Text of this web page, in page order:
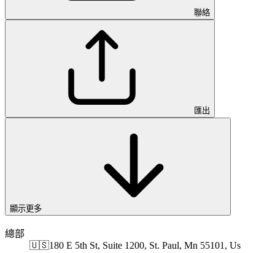
聯絡
匯出
顯示更多
總部
🇺🇸180 E 5th St, Suite 1200, St. Paul, Mn 55101, Us